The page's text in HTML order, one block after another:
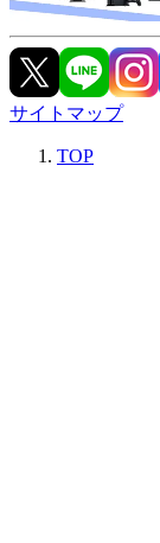
サイトマップ
TOP